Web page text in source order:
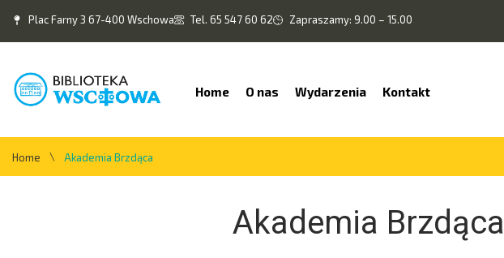
Plac Farny 3 67-400 Wschowa Tel. 65 547 60 62 Zapraszamy: 9.00 – 15.00
Home O nas Wydarzenia Kontakt
Home \ Akademia Brzdąca
Akademia Brzdąca